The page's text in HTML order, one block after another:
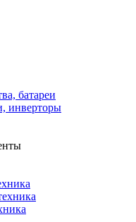
батареи
инверторы